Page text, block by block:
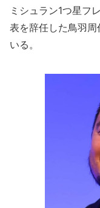
ミシュラン1つ星フ
表を辞任した鳥羽
いる。